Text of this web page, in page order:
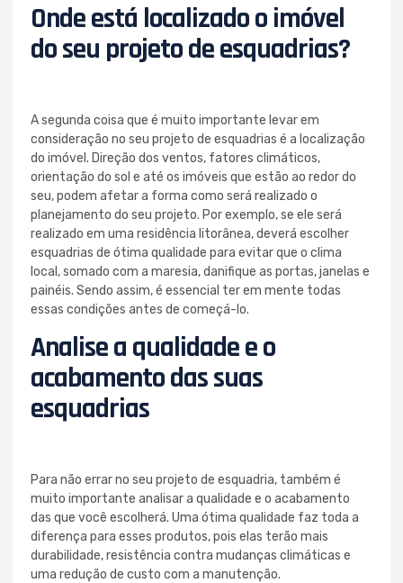
Onde está localizado o imóvel
do seu projeto de esquadrias?
A segunda coisa que é muito importante levar em
consideração no seu projeto de esquadrias é a localização
do imóvel. Direção dos ventos, fatores climáticos,
orientação do sol e até os imóveis que estão ao redor do
seu, podem afetar a forma como será realizado o
planejamento do seu projeto. Por exemplo, se ele será
realizado em uma residência litorânea, deverá escolher
esquadrias de ótima qualidade para evitar que o clima
local, somado com a maresia, danifique as portas, janelas e
painéis. Sendo assim, é essencial ter em mente todas
essas condições antes de começá-lo.
Analise a qualidade e o
acabamento das suas
esquadrias
Para não errar no seu projeto de esquadria, também é
muito importante analisar a qualidade e o acabamento
das que você escolherá. Uma ótima qualidade faz toda a
diferença para esses produtos, pois elas terão mais
durabilidade, resistência contra mudanças climáticas e
uma redução de custo com a manutenção.